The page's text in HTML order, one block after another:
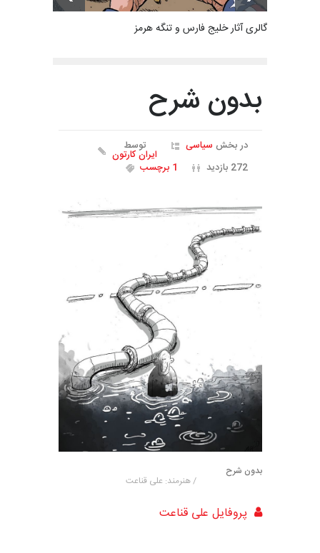
گالری آثار خلیج فارس و تنگه هرمز
بدون شرح
در بخش سیاسی توسط
ایران کارتون
272 بازدید
1 برچسب
بدون شرح
/ هنرمند: علی قناعت
پروفایل علی قناعت